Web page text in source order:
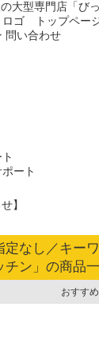
大型専門店「び
問い合わせ
ート
】
定なし／キー
チン」の商品
おすす